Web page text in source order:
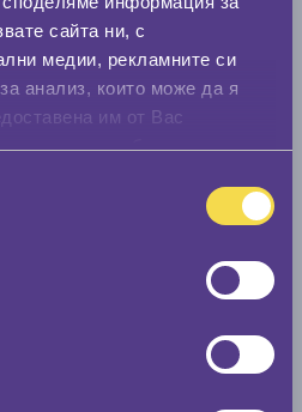
сайта ни, с
медии, рекламните си
анализ, които може да я
им от Вас
която са събрали от